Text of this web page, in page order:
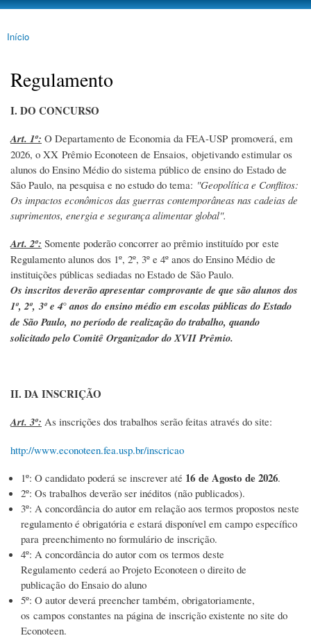
Pular
ECONOTEEN
Você está aqui
Início
Regulamento
I. DO CONCURSO
Art. 1º: O Departamento de Economia da FEA-USP promoverá, em
2026, o XX Prêmio Econoteen de Ensaios, objetivando estimular os
alunos do Ensino Médio do sistema público de ensino do Estado de
São Paulo, na pesquisa e no estudo do tema: "Geopolítica e Conflitos:
Os impactos econômicos das guerras contemporâneas nas cadeias de
suprimentos, energia e segurança alimentar global".
Art. 2º: Somente poderão concorrer ao prêmio instituído por este
Regulamento alunos dos 1º, 2º, 3º e 4º anos do Ensino Médio de
instituições públicas sediadas no Estado de São Paulo.
Os inscritos deverão apresentar comprovante de que são alunos dos
1º, 2º, 3º e 4° anos do ensino médio em escolas públicas do Estado
de São Paulo, no período de realização do trabalho, quando
solicitado pelo Comitê Organizador do XVII Prêmio.
II. DA INSCRIÇÃO
Art. 3º: As inscrições dos trabalhos serão feitas através do site:
http://www.econoteen.fea.usp.br/inscricao
1º: O candidato poderá se inscrever até 16 de Agosto de 2026.
2º: Os trabalhos deverão ser inéditos (não publicados).
3º: A concordância do autor em relação aos termos propostos neste
regulamento é obrigatória e estará disponível em campo específico
para preenchimento no formulário de inscrição.
4º: A concordância do autor com os termos deste
Regulamento cederá ao Projeto Econoteen o direito de
publicação do Ensaio do aluno
5º: O autor deverá preencher também, obrigatoriamente,
os campos constantes na página de inscrição existente no site do
Econoteen.